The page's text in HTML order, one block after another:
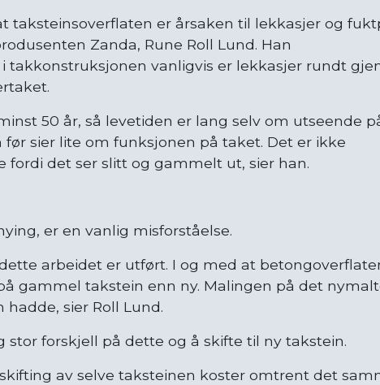
taksteinsoverflaten er årsaken til lekkasjer og
Zanda, Rune Roll Lund. Han
takkonstruksjonen vanligvis er lekkasjer rundt
50 år, så levetiden er lang selv om utseende
sier lite om funksjonen på taket. Det er ikke
det ser slitt og gammelt ut, sier han.
er en vanlig misforståelse.
arbeidet er utført. I og med at
gammel takstein enn ny. Malingen på det
sier Roll Lund.
stor forskjell på dette og å skifte til ny takstein.
av selve taksteinen koster omtrent det